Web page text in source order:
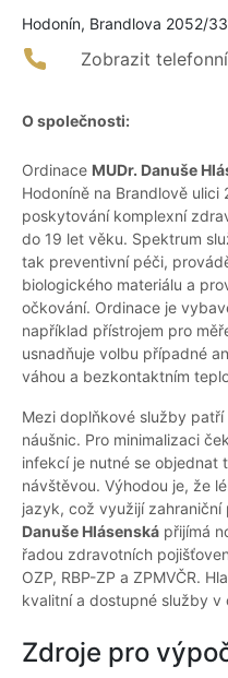
Hodonín, Brandlova 2052/33
Zobrazit
O společnosti:
Ordinace MUDr. Danuše
Hodoníně na Brandlově
poskytování komplexní
do 19 let věku. Spektrum
tak preventivní péči,
biologického materiálu a
očkování. Ordinace je
například přístrojem pro
usnadňuje volbu případné
váhou a bezkontaktním
Mezi doplňkové služby
náušnic. Pro minimalizaci
infekcí je nutné se objednat
návštěvou. Výhodou je, že
jazyk, což využijí zahraniční
Danuše Hlásenská přijímá
řadou zdravotních
OZP, RBP-ZP a ZPMVČR.
kvalitní a dostupné služby
Zdroje pro